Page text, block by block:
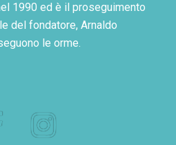
1990 ed è il proseguimento
del fondatore, Arnaldo
le orme.
Facebook Instagram